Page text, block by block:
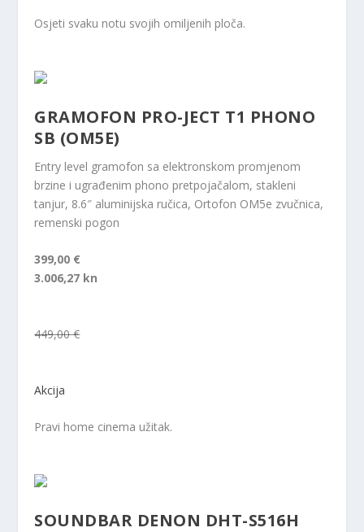
Osjeti svaku notu svojih omiljenih ploča.
GRAMOFON PRO-JECT T1 PHONO
SB (OM5E)
Entry level gramofon sa elektronskom promjenom
brzine i ugrađenim phono pretpojačalom, stakleni
tanjur, 8.6″ aluminijska ručica, Ortofon OM5e zvučnica,
remenski pogon
399,00 €
3.006,27 kn
449,00 €
Akcija
Pravi home cinema užitak.
SOUNDBAR DENON DHT-S516H